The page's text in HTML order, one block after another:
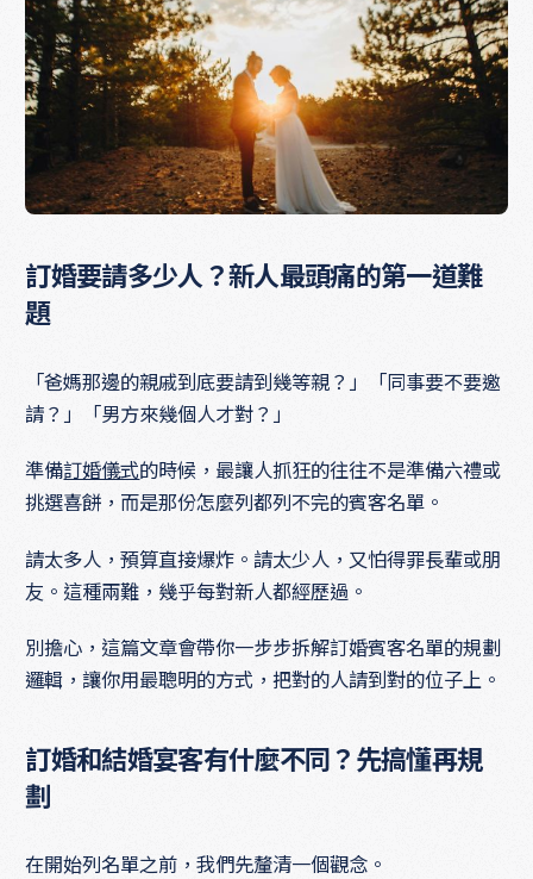
訂婚要請多少人？新人最頭痛的第一道難
題
「爸媽那邊的親戚到底要請到幾等親？」「同事要不要邀
請？」「男方來幾個人才對？」
準備訂婚儀式的時候，最讓人抓狂的往往不是準備六禮或
挑選喜餅，而是那份怎麼列都列不完的賓客名單。
請太多人，預算直接爆炸。請太少人，又怕得罪長輩或朋
友。這種兩難，幾乎每對新人都經歷過。
別擔心，這篇文章會帶你一步步拆解訂婚賓客名單的規劃
邏輯，讓你用最聰明的方式，把對的人請到對的位子上。
訂婚和結婚宴客有什麼不同？先搞懂再規
劃
在開始列名單之前，我們先釐清一個觀念。